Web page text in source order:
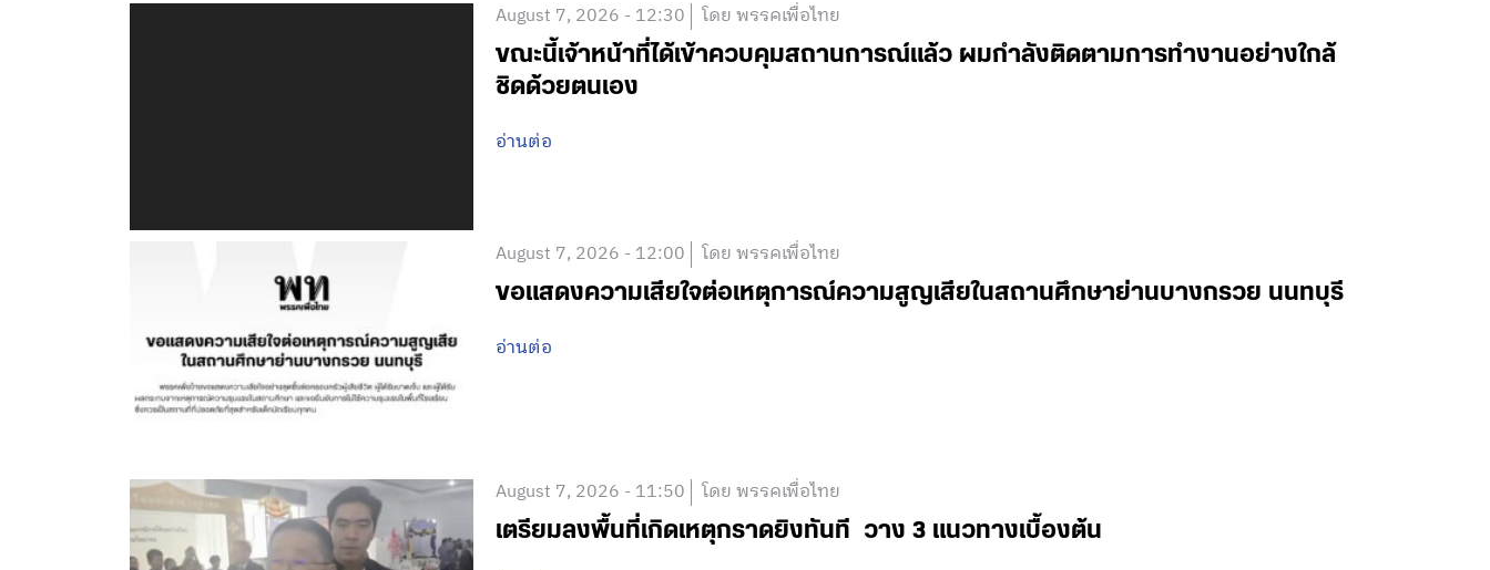
August 7, 2026 - 12:30 โดย พรรคเพื่อไทย
ขณะนี้เจ้าหน้าที่ได้เข้าควบคุมสถานการณ์แล้ว ผมกำลังติดตามการทำงานอย่างใกล้
ชิดด้วยตนเอง
อ่านต่อ
August 7, 2026 - 12:00 โดย พรรคเพื่อไทย
ขอแสดงความเสียใจต่อเหตุการณ์ความสูญเสียในสถานศึกษาย่านบางกรวย นนทบุรี
อ่านต่อ
August 7, 2026 - 11:50 โดย พรรคเพื่อไทย
เตรียมลงพื้นที่เกิดเหตุกราดยิงทันที วาง 3 แนวทางเบื้องต้น